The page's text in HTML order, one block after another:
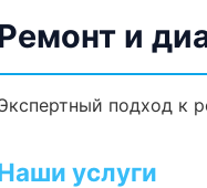
и
подход к
услуги